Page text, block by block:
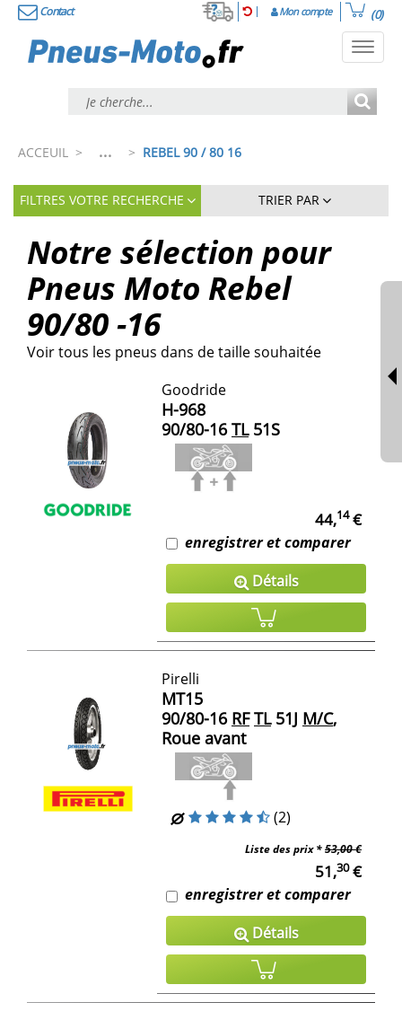
Contact Mon compte (0)
ACCEUIL > ... > REBEL 90 / 80 16
FILTRES VOTRE RECHERCHE TRIER PAR
Notre sélection pour
Pneus Moto Rebel
90/80 -16
Voir tous les pneus dans de taille souhaitée
Goodride
H-968
90/80-16 TL51S
44,14€
enregistrer et comparer
Détails
Pirelli
MT15
90/80-16 RF TL51J M/C,
Roue avant
(2)
Liste des prix *53,00 €
51,30€
enregistrer et comparer
Détails